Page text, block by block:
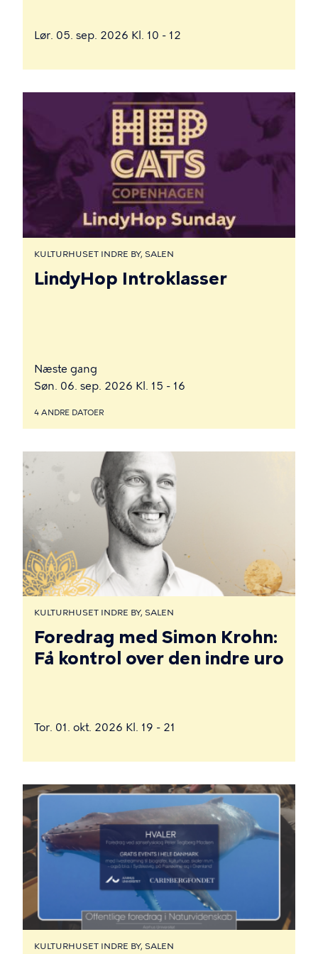
Lør. 05. sep. 2026 Kl. 10 - 12
KULTURHUSET INDRE BY, SALEN
LindyHop Introklasser
Næste gang
Søn. 06. sep. 2026 Kl. 15 - 16
4 ANDRE DATOER
KULTURHUSET INDRE BY, SALEN
Foredrag med Simon Krohn:
Få kontrol over den indre uro
Tor. 01. okt. 2026 Kl. 19 - 21
KULTURHUSET INDRE BY, SALEN